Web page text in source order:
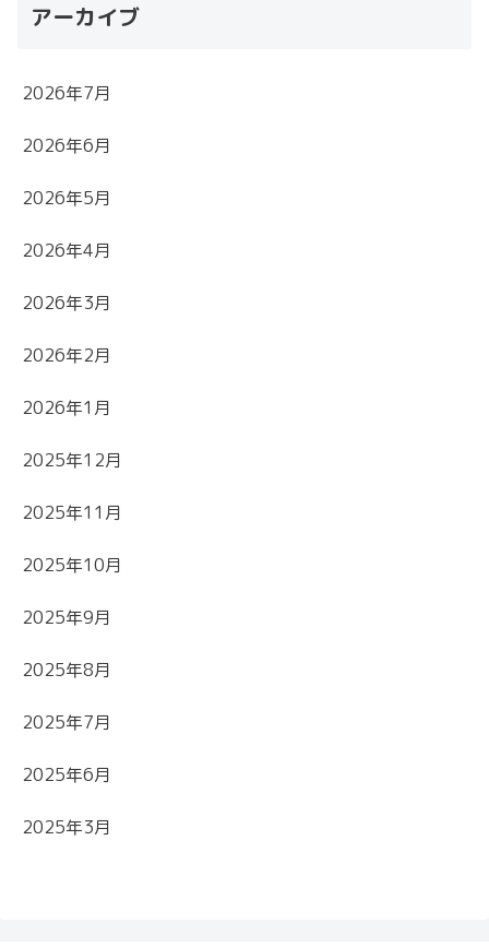
アーカイブ
2026年7月
2026年6月
2026年5月
2026年4月
2026年3月
2026年2月
2026年1月
2025年12月
2025年11月
2025年10月
2025年9月
2025年8月
2025年7月
2025年6月
2025年3月